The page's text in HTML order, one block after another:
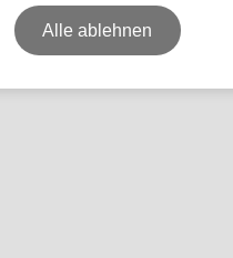
Nichts gefunden...
Alle ablehnen